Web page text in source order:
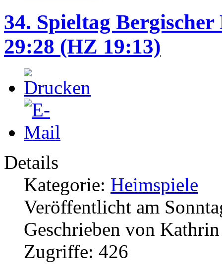
34. Spieltag
29:28 (HZ 19:13)
Details
Kategorie: Heimspiele
Veröffentlicht am
Geschrieben von
Zugriffe: 426